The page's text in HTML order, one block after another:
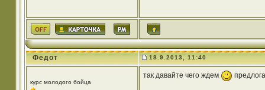
Федот 18.9.2013, 11:40
курс молодого бойца
так давайте чего ждем